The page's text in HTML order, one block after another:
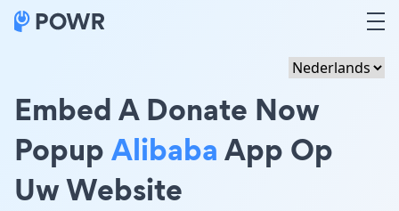
Embed A Donate Now
PopupAlibabaApp Op
Uw Website